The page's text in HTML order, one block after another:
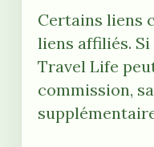
Certains liens
liens affiliés.
Travel Life
commission,